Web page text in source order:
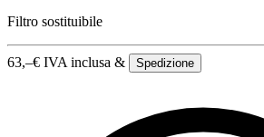
Filtro sostituibile
63,–€ IVA inclusa & Spedizione